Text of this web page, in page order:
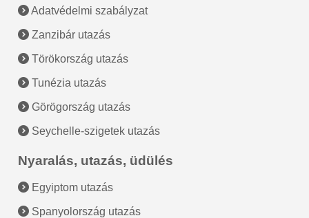
Adatvédelmi szabályzat
Zanzibár utazás
Törökország utazás
Tunézia utazás
Görögország utazás
Seychelle-szigetek utazás
Nyaralás, utazás, üdülés
Egyiptom utazás
Spanyolország utazás